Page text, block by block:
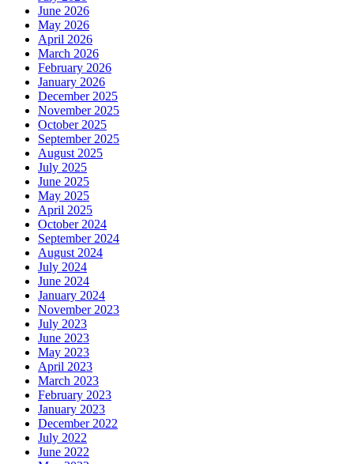
June 2026
May 2026
April 2026
March 2026
February 2026
January 2026
December 2025
November 2025
October 2025
September 2025
August 2025
July 2025
June 2025
May 2025
April 2025
October 2024
September 2024
August 2024
July 2024
June 2024
January 2024
November 2023
July 2023
June 2023
May 2023
April 2023
March 2023
February 2023
January 2023
December 2022
July 2022
June 2022